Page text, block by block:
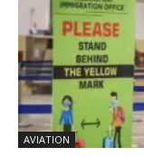
AVIATION